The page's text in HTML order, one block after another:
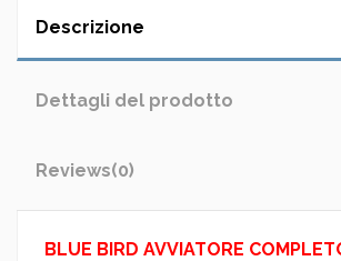
Descrizione
Dettagli del prodotto
Reviews(0)
BLUE BIRD AVVIATORE